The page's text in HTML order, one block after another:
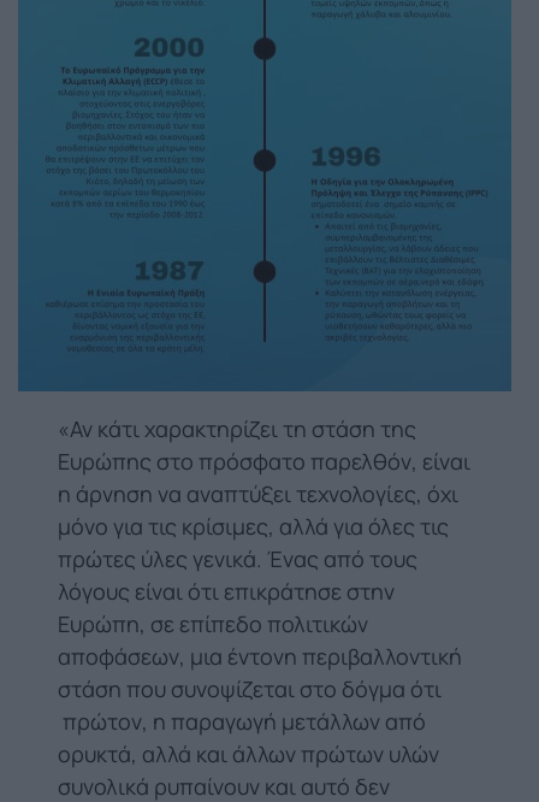
«Αν κάτι χαρακτηρίζει τη στάση της
Ευρώπης στο πρόσφατο παρελθόν, είναι
η άρνηση να αναπτύξει τεχνολογίες, όχι
μόνο για τις κρίσιμες, αλλά για όλες τις
πρώτες ύλες γενικά. Ένας από τους
λόγους είναι ότι επικράτησε στην
Ευρώπη, σε επίπεδο πολιτικών
αποφάσεων, μια έντονη περιβαλλοντική
στάση που συνοψίζεται στο δόγμα ότι
πρώτον, η παραγωγή μετάλλων από
ορυκτά, αλλά και άλλων πρώτων υλών
συνολικά ρυπαίνουν και αυτό δεν